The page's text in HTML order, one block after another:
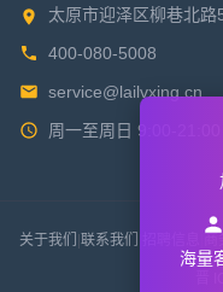
太原市迎泽区柳巷北
400-080-5008
service@lailvxing.cn
周一至周日 9:00-21:00
关于我们 联系我们
海量